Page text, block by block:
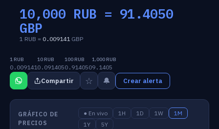
10,000 RUB = 91.4050
GBP
1 RUB = 0.009141GBP
1 RUB
0.009141
10 RUB
0.091405
100 RUB
0.914050
1,000 RUB
9.1405
Compartir ☆ 🔔 Crear alerta
GRÁFICO DE
PRECIOS
● En vivo 1H 1D 1W
1M
1Y
5Y